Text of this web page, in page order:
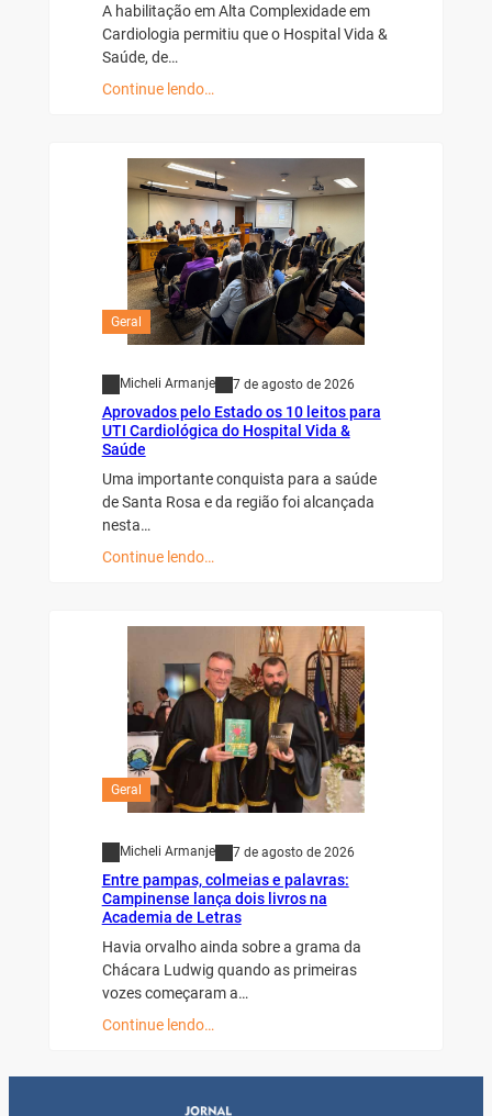
A habilitação em Alta Complexidade em
Cardiologia permitiu que o Hospital Vida &
Saúde, de…
Continue lendo…
Geral
Micheli Armanje 7 de agosto de 2026
Aprovados pelo Estado os 10 leitos para
UTI Cardiológica do Hospital Vida &
Saúde
Uma importante conquista para a saúde
de Santa Rosa e da região foi alcançada
nesta…
Continue lendo…
Geral
Micheli Armanje 7 de agosto de 2026
Entre pampas, colmeias e palavras:
Campinense lança dois livros na
Academia de Letras
Havia orvalho ainda sobre a grama da
Chácara Ludwig quando as primeiras
vozes começaram a…
Continue lendo…